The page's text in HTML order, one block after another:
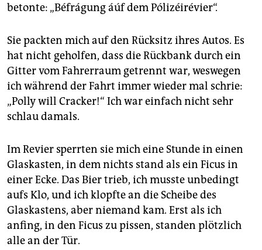
betonte: „Béfrágung áúf dem Pólizéirévier“.
Sie packten mich auf den Rücksitz ihres Autos. Es
hat nicht geholfen, dass die Rückbank durch ein
Gitter vom Fahrerraum getrennt war, weswegen
ich während der Fahrt immer wieder mal schrie:
„Polly will Cracker!“ Ich war einfach nicht sehr
schlau damals.
Im Revier sperrten sie mich eine Stunde in einen
Glaskasten, in dem nichts stand als ein Ficus in
einer Ecke. Das Bier trieb, ich musste unbedingt
aufs Klo, und ich klopfte an die Scheibe des
Glaskastens, aber niemand kam. Erst als ich
anfing, in den Ficus zu pissen, standen plötzlich
alle an der Tür.